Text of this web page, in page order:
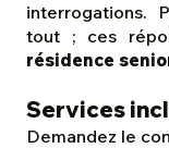
interrogations.
tout ; ces
résidence
Services
Demandez le